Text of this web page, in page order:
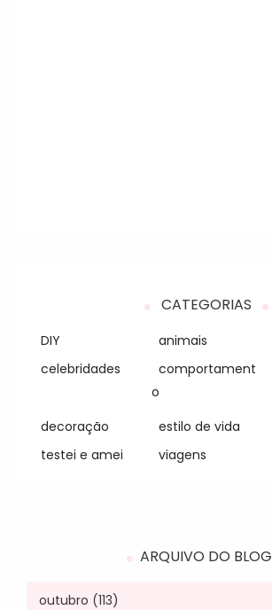
CATEGORIAS
DIY animais
celebridades
comportament
o
decoração
estilo de vida
testei e amei
viagens
ARQUIVO DO BLOG